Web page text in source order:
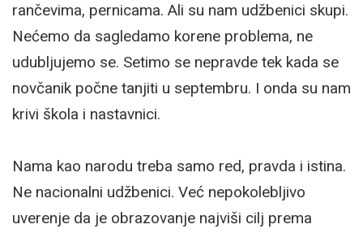
rančevima, pernicama. Ali su nam udžbenici skupi.
Nećemo da sagledamo korene problema, ne
udubljujemo se. Setimo se nepravde tek kada se
novčanik počne tanjiti u septembru. I onda su nam
krivi škola i nastavnici.
Nama kao narodu treba samo red, pravda i istina.
Ne nacionalni udžbenici. Već nepokolebljivo
uverenje da je obrazovanje najviši cilj prema